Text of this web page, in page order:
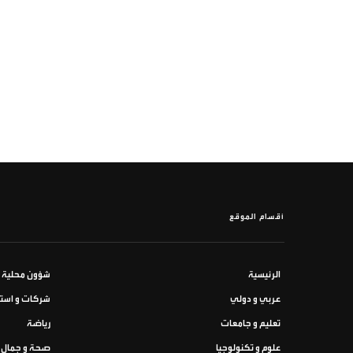
أقسام الموقع
الرئيسية شؤون محلية
عربي و دولي شركات و
تعليم و جامعات رياضة
علوم و تكنولوجيا صحة و جمال